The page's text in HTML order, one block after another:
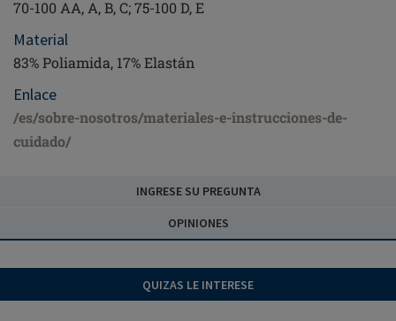
70-100 AA, A, B, C; 75-100 D, E
Material
83% Poliamida, 17% Elastán
Enlace
/es/sobre-nosotros/materiales-e-instrucciones-de-
cuidado/
INGRESE SU PREGUNTA
OPINIONES
QUIZAS LE INTERESE